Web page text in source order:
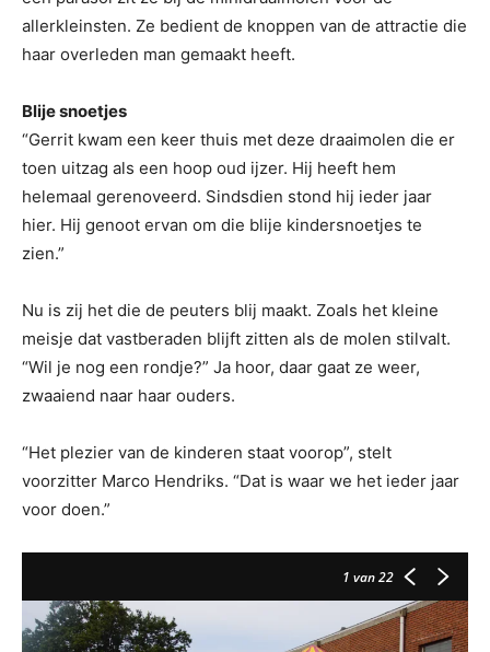
allerkleinsten. Ze bedient de knoppen van de attractie die
haar overleden man gemaakt heeft.
Blije snoetjes
“Gerrit kwam een keer thuis met deze draaimolen die er
toen uitzag als een hoop oud ijzer. Hij heeft hem
helemaal gerenoveerd. Sindsdien stond hij ieder jaar
hier. Hij genoot ervan om die blije kindersnoetjes te
zien.”
Nu is zij het die de peuters blij maakt. Zoals het kleine
meisje dat vastberaden blijft zitten als de molen stilvalt.
“Wil je nog een rondje?” Ja hoor, daar gaat ze weer,
zwaaiend naar haar ouders.
“Het plezier van de kinderen staat voorop”, stelt
voorzitter Marco Hendriks. “Dat is waar we het ieder jaar
voor doen.”
1 van 22